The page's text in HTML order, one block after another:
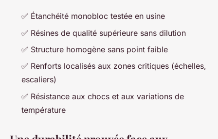
✅ Étanchéité monobloc testée en usine
✅ Résines de qualité supérieure sans dilution
✅ Structure homogène sans point faible
✅ Renforts localisés aux zones critiques (échelles,
escaliers)
✅ Résistance aux chocs et aux variations de
température